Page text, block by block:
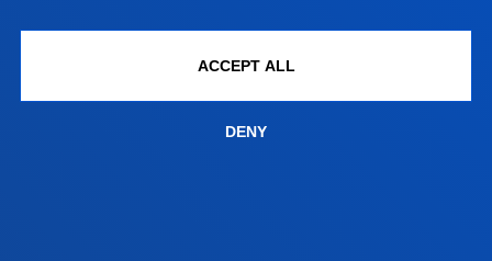
ACCEPT ALL
DENY
+34 943 326 600